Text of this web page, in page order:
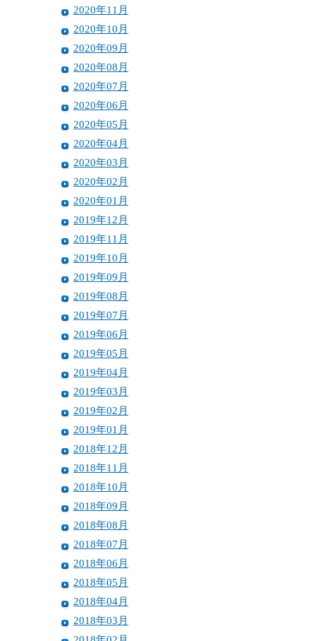
2020年11月
2020年10月
2020年09月
2020年08月
2020年07月
2020年06月
2020年05月
2020年04月
2020年03月
2020年02月
2020年01月
2019年12月
2019年11月
2019年10月
2019年09月
2019年08月
2019年07月
2019年06月
2019年05月
2019年04月
2019年03月
2019年02月
2019年01月
2018年12月
2018年11月
2018年10月
2018年09月
2018年08月
2018年07月
2018年06月
2018年05月
2018年04月
2018年03月